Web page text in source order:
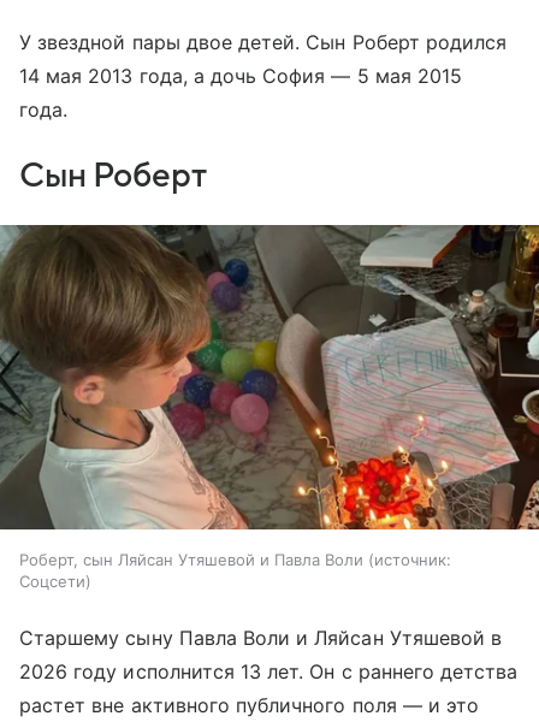
У звездной пары двое детей. Сын Роберт родился
14 мая 2013 года, а дочь София — 5 мая 2015
года.
Сын Роберт
Роберт, сын Ляйсан Утяшевой и Павла Воли
источник:
Соцсети
Старшему сыну Павла Воли и Ляйсан Утяшевой в
2026 году исполнится 13 лет. Он с раннего детства
растет вне активного публичного поля — и это